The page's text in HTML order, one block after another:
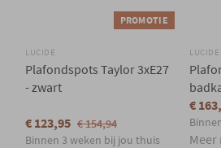
PROMOTIE
LUCIDE
Plafondspots Taylor 3xE27
- zwart
€ 123,95 € 154,94
Binnen 3 weken bij jou thuis
LUCIDE
€